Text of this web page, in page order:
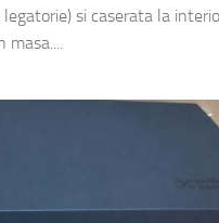
si caserata la
masa....